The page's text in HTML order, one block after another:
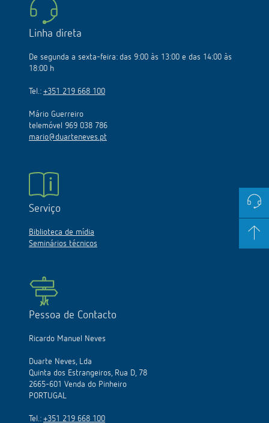
Linha direta
De segunda a sexta-feira: das 9:00 às 13:00 e das 14:00 às
18:00 h
Tel.: +351 219 668 100
Mário Guerreiro
telemóvel 969 038 786
mario@duarteneves.pt
Serviço
Biblioteca de mídia
Seminários técnicos
Pessoa de Contacto
Ricardo Manuel Neves
Duarte Neves, Lda
Quinta dos Estrangeiros, Rua D, 78
2665-601 Venda do Pinheiro
PORTUGAL
Tel.: +351 219 668 100